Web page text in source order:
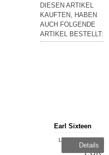
DIESEN ARTIKEL
KAUFTEN, HABEN
AUCH FOLGENDE
ARTIKEL BESTELLT:
Earl Sixteen
Lieferzeit:
sofort
14,99
EUR
Details